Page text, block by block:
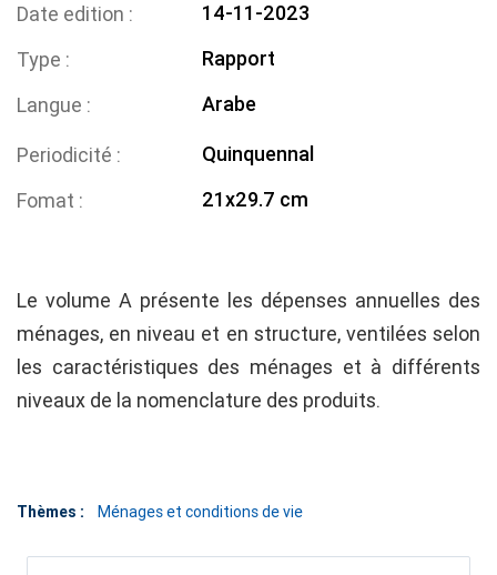
Date edition
14-11-2023
Type
Rapport
Langue
Arabe
Periodicité
Quinquennal
Fomat
21x29.7 cm
Le volume A présente les dépenses annuelles des
ménages, en niveau et en structure, ventilées selon
les caractéristiques des ménages et à différents
niveaux de la nomenclature des produits.
Thèmes : Ménages et conditions de vie